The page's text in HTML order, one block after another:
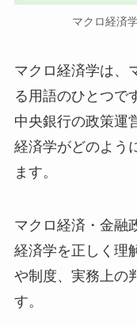
マクロ経済
マクロ経済学は、
る用語のひとつで
中央銀行の政策運
経済学がどのよう
ます。
マクロ経済・金融
経済学を正しく理
や制度、実務上の
す。